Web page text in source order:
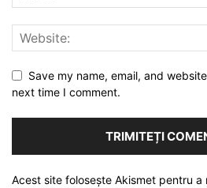
Save my name, email, and
next time I comment.
Acest site folosește Akismet pentru a